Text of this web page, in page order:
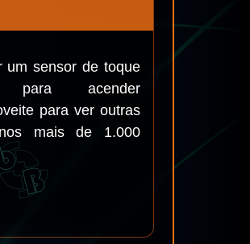
um sensor de toque
para acender
para ver outras
mais de 1.000